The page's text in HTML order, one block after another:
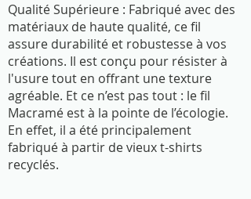
Qualité Supérieure : Fabriqué avec des
matériaux de haute qualité, ce fil
assure durabilité et robustesse à vos
créations. Il est conçu pour résister à
l'usure tout en offrant une texture
agréable. Et ce n’est pas tout : le fil
Macramé est à la pointe de l’écologie.
En effet, il a été principalement
fabriqué à partir de vieux t-shirts
recyclés.